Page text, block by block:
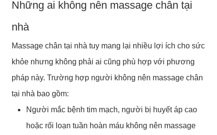
Những ai không nên massage chân tại
nhà
Massage chân tại nhà tuy mang lại nhiều lợi ích cho sức
khỏe nhưng không phải ai cũng phù hợp với phương
pháp này. Trường hợp người không nên massage chân
tại nhà bao gồm:
Người mắc bệnh tim mạch, người bị huyết áp cao
hoặc rối loạn tuần hoàn máu không nên massage